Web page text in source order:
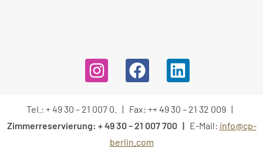
Tel.: + 49 30 – 21 007 0. | Fax: ++ 49 30 – 21 32 009 |
Zimmerreservierung: + 49 30 – 21 007 700 | E-Mail: info@cp-
berlin.com